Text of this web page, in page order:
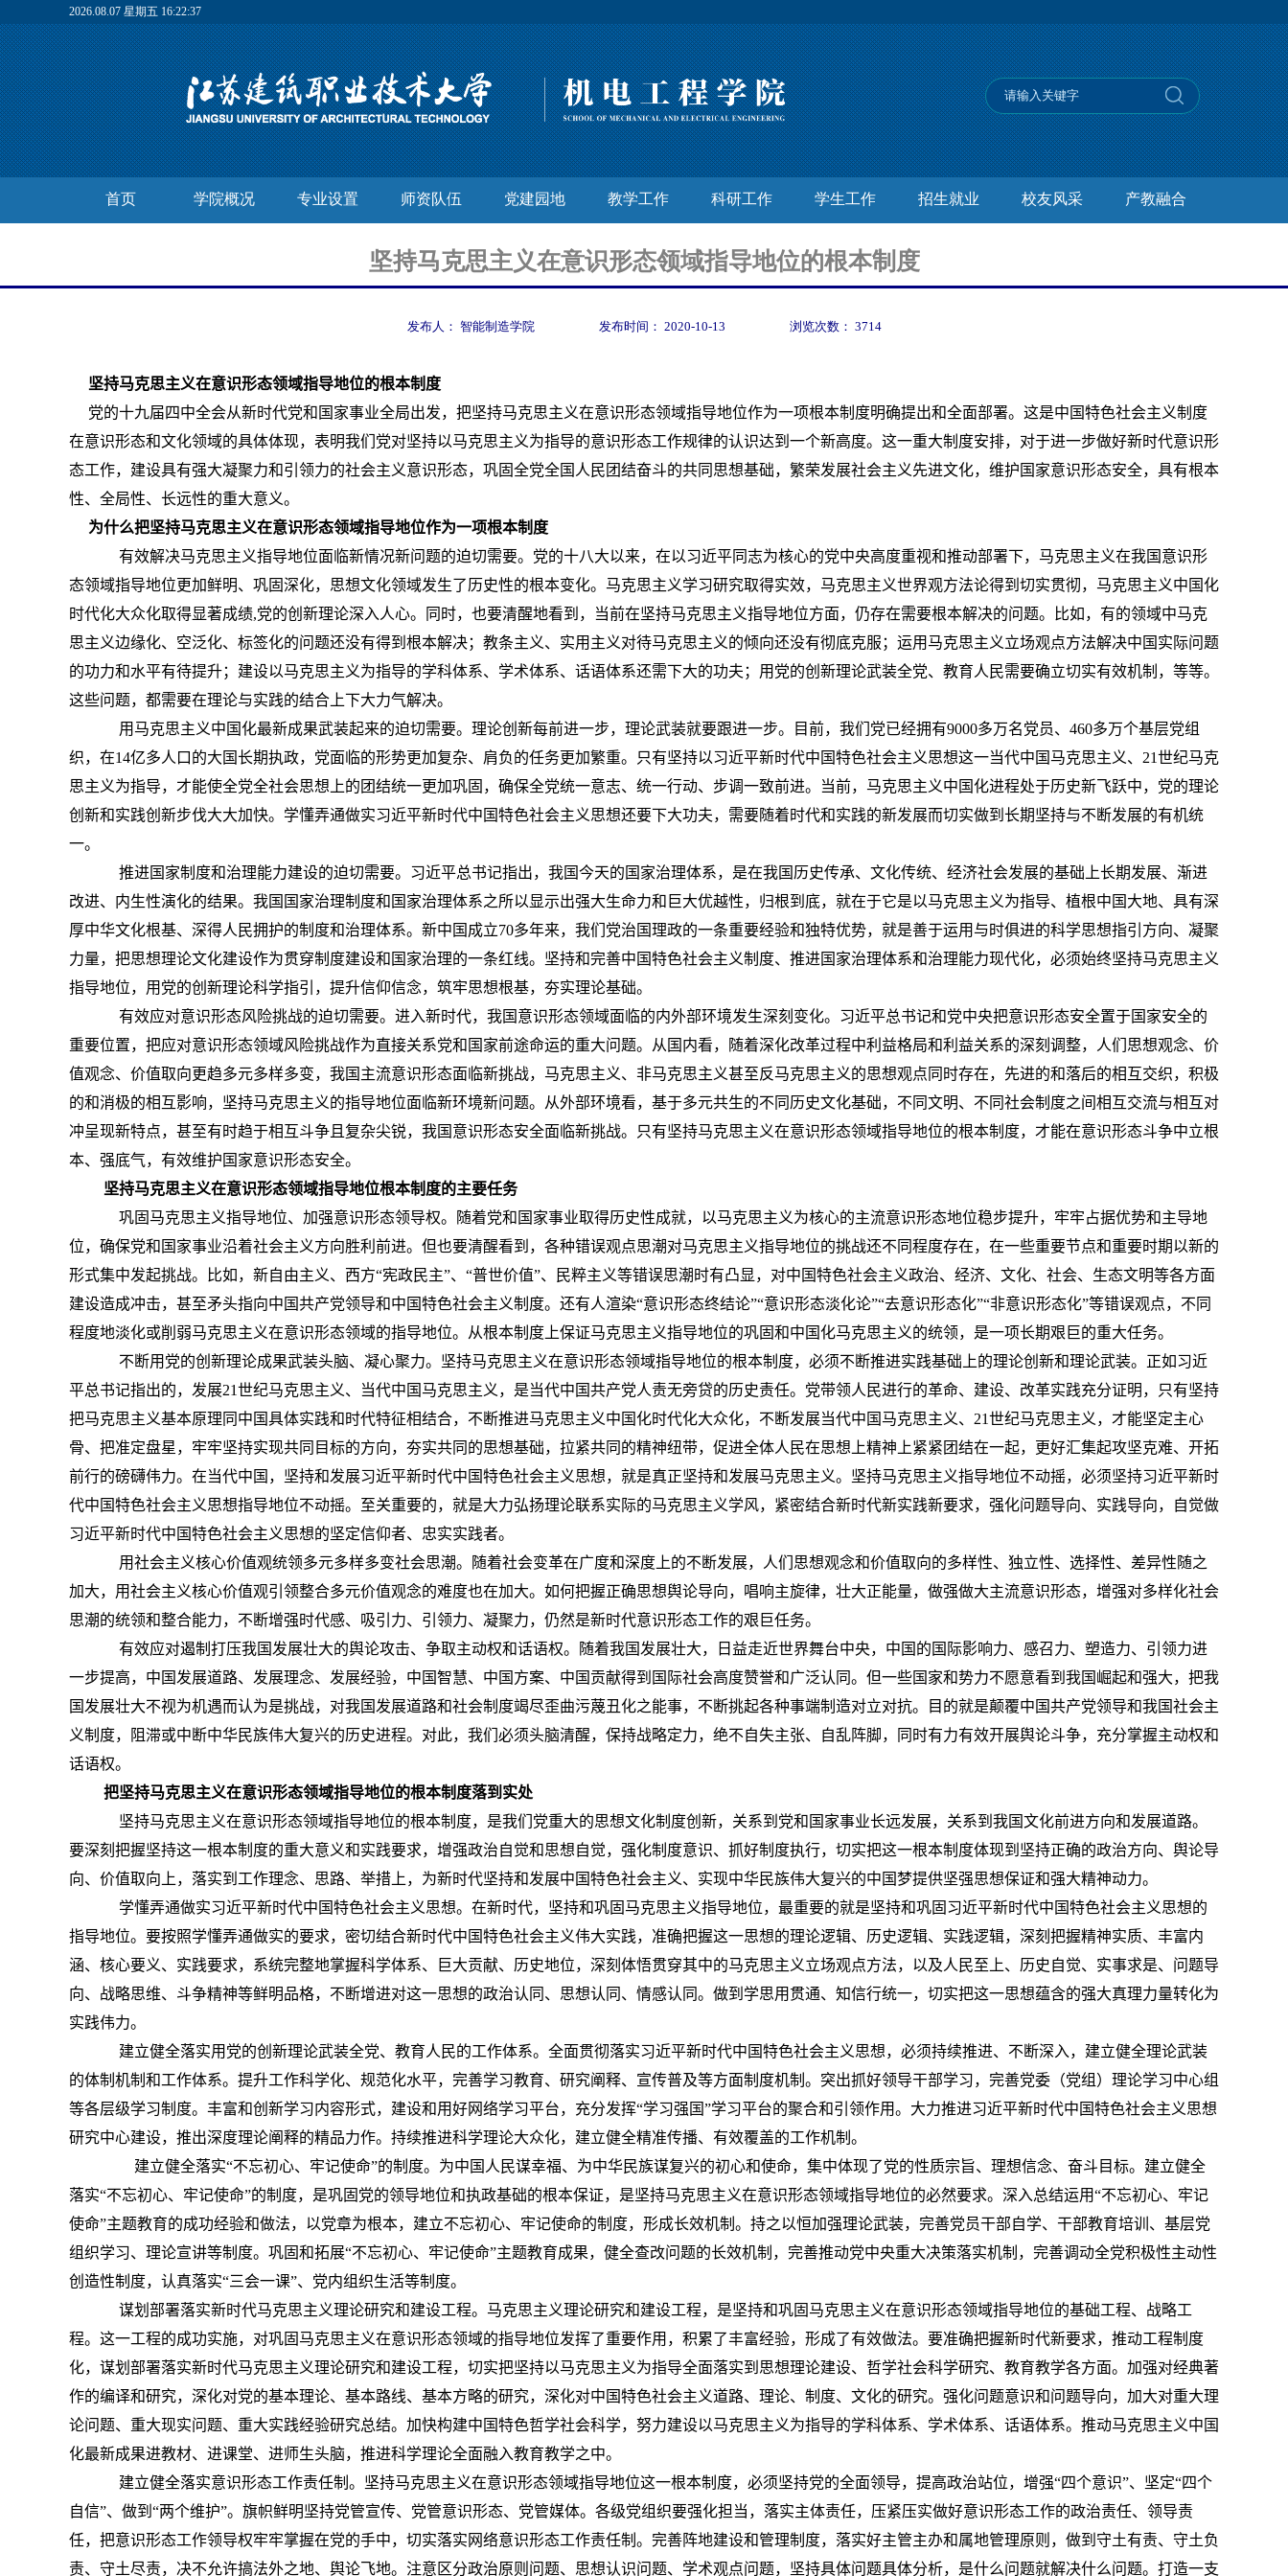
2026.08.07 星期五 16:22:38
首页 学院概况 专业设置 师资队伍 党建园地 教学工作 科研工作 学生工作 招生就业 校友风采 产教融合
坚持马克思主义在意识形态领域指导地位的根本制度
发布人： 智能制造学院 发布时间： 2020-10-13 浏览次数： 3714
坚持马克思主义在意识形态领域指导地位的根本制度
党的十九届四中全会从新时代党和国家事业全局出发，把坚持马克思主义在意识形态领域指导地位作为一项根本制度明确提出和全面部署。这是中国特色社会主义制度
在意识形态和文化领域的具体体现，表明我们党对坚持以马克思主义为指导的意识形态工作规律的认识达到一个新高度。这一重大制度安排，对于进一步做好新时代意识形
态工作，建设具有强大凝聚力和引领力的社会主义意识形态，巩固全党全国人民团结奋斗的共同思想基础，繁荣发展社会主义先进文化，维护国家意识形态安全，具有根本
性、全局性、长远性的重大意义。
为什么把坚持马克思主义在意识形态领域指导地位作为一项根本制度
有效解决马克思主义指导地位面临新情况新问题的迫切需要。党的十八大以来，在以习近平同志为核心的党中央高度重视和推动部署下，马克思主义在我国意识形
态领域指导地位更加鲜明、巩固深化，思想文化领域发生了历史性的根本变化。马克思主义学习研究取得实效，马克思主义世界观方法论得到切实贯彻，马克思主义中国化
时代化大众化取得显著成绩,党的创新理论深入人心。同时，也要清醒地看到，当前在坚持马克思主义指导地位方面，仍存在需要根本解决的问题。比如，有的领域中马克
思主义边缘化、空泛化、标签化的问题还没有得到根本解决；教条主义、实用主义对待马克思主义的倾向还没有彻底克服；运用马克思主义立场观点方法解决中国实际问题
的功力和水平有待提升；建设以马克思主义为指导的学科体系、学术体系、话语体系还需下大的功夫；用党的创新理论武装全党、教育人民需要确立切实有效机制，等等。
这些问题，都需要在理论与实践的结合上下大力气解决。
用马克思主义中国化最新成果武装起来的迫切需要。理论创新每前进一步，理论武装就要跟进一步。目前，我们党已经拥有9000多万名党员、 460多万个基层党组
织，在14亿多人口的大国长期执政，党面临的形势更加复杂、肩负的任务更加繁重。只有坚持以习近平新时代中国特色社会主义思想这一当代中国马克思主义、 21世纪马克
思主义为指导，才能使全党全社会思想上的团结统一更加巩固，确保全党统一意志、统一行动、步调一致前进。当前，马克思主义中国化进程处于历史新飞跃中，党的理论
创新和实践创新步伐大大加快。学懂弄通做实习近平新时代中国特色社会主义思想还要下大功夫，需要随着时代和实践的新发展而切实做到长期坚持与不断发展的有机统
一。
推进国家制度和治理能力建设的迫切需要。习近平总书记指出，我国今天的国家治理体系，是在我国历史传承、文化传统、经济社会发展的基础上长期发展、渐进
改进、内生性演化的结果。我国国家治理制度和国家治理体系之所以显示出强大生命力和巨大优越性，归根到底，就在于它是以马克思主义为指导、植根中国大地、具有深
厚中华文化根基、深得人民拥护的制度和治理体系。新中国成立70多年来，我们党治国理政的一条重要经验和独特优势，就是善于运用与时俱进的科学思想指引方向、凝聚
力量，把思想理论文化建设作为贯穿制度建设和国家治理的一条红线。坚持和完善中国特色社会主义制度、推进国家治理体系和治理能力现代化，必须始终坚持马克思主义
指导地位，用党的创新理论科学指引，提升信仰信念，筑牢思想根基，夯实理论基础。
有效应对意识形态风险挑战的迫切需要。进入新时代，我国意识形态领域面临的内外部环境发生深刻变化。习近平总书记和党中央把意识形态安全置于国家安全的
重要位置，把应对意识形态领域风险挑战作为直接关系党和国家前途命运的重大问题。从国内看，随着深化改革过程中利益格局和利益关系的深刻调整，人们思想观念、价
值观念、价值取向更趋多元多样多变，我国主流意识形态面临新挑战，马克思主义、非马克思主义甚至反马克思主义的思想观点同时存在，先进的和落后的相互交织，积极
的和消极的相互影响，坚持马克思主义的指导地位面临新环境新问题。从外部环境看，基于多元共生的不同历史文化基础，不同文明、不同社会制度之间相互交流与相互对
冲呈现新特点，甚至有时趋于相互斗争且复杂尖锐，我国意识形态安全面临新挑战。只有坚持马克思主义在意识形态领域指导地位的根本制度，才能在意识形态斗争中立根
本、强底气，有效维护国家意识形态安全。
坚持马克思主义在意识形态领域指导地位根本制度的主要任务
巩固马克思主义指导地位、加强意识形态领导权。随着党和国家事业取得历史性成就，以马克思主义为核心的主流意识形态地位稳步提升，牢牢占据优势和主导地
位，确保党和国家事业沿着社会主义方向胜利前进。但也要清醒看到，各种错误观点思潮对马克思主义指导地位的挑战还不同程度存在，在一些重要节点和重要时期以新的
形式集中发起挑战。比如，新自由主义、西方“宪政民主”、“普世价值”、民粹主义等错误思潮时有凸显，对中国特色社会主义政治、经济、文化、社会、生态文明等各方面
建设造成冲击，甚至矛头指向中国共产党领导和中国特色社会主义制度。还有人渲染“意识形态终结论”“意识形态淡化论”“去意识形态化”“非意识形态化”等错误观点，不同
程度地淡化或削弱马克思主义在意识形态领域的指导地位。从根本制度上保证马克思主义指导地位的巩固和中国化马克思主义的统领，是一项长期艰巨的重大任务。
不断用党的创新理论成果武装头脑、凝心聚力。坚持马克思主义在意识形态领域指导地位的根本制度，必须不断推进实践基础上的理论创新和理论武装。正如习近
平总书记指出的，发展21世纪马克思主义、当代中国马克思主义，是当代中国共产党人责无旁贷的历史责任。党带领人民进行的革命、建设、改革实践充分证明，只有坚持
把马克思主义基本原理同中国具体实践和时代特征相结合，不断推进马克思主义中国化时代化大众化，不断发展当代中国马克思主义、 21世纪马克思主义，才能坚定主心
骨、把准定盘星，牢牢坚持实现共同目标的方向，夯实共同的思想基础，拉紧共同的精神纽带，促进全体人民在思想上精神上紧紧团结在一起，更好汇集起攻坚克难、开拓
前行的磅礴伟力。在当代中国，坚持和发展习近平新时代中国特色社会主义思想，就是真正坚持和发展马克思主义。坚持马克思主义指导地位不动摇，必须坚持习近平新时
代中国特色社会主义思想指导地位不动摇。至关重要的，就是大力弘扬理论联系实际的马克思主义学风，紧密结合新时代新实践新要求，强化问题导向、实践导向，自觉做
习近平新时代中国特色社会主义思想的坚定信仰者、忠实实践者。
用社会主义核心价值观统领多元多样多变社会思潮。随着社会变革在广度和深度上的不断发展，人们思想观念和价值取向的多样性、独立性、选择性、差异性随之
加大，用社会主义核心价值观引领整合多元价值观念的难度也在加大。如何把握正确思想舆论导向，唱响主旋律，壮大正能量，做强做大主流意识形态，增强对多样化社会
思潮的统领和整合能力，不断增强时代感、吸引力、引领力、凝聚力，仍然是新时代意识形态工作的艰巨任务。
有效应对遏制打压我国发展壮大的舆论攻击、争取主动权和话语权。随着我国发展壮大，日益走近世界舞台中央，中国的国际影响力、感召力、塑造力、引领力进
一步提高，中国发展道路、发展理念、发展经验，中国智慧、中国方案、中国贡献得到国际社会高度赞誉和广泛认同。但一些国家和势力不愿意看到我国崛起和强大，把我
国发展壮大不视为机遇而认为是挑战，对我国发展道路和社会制度竭尽歪曲污蔑丑化之能事，不断挑起各种事端制造对立对抗。目的就是颠覆中国共产党领导和我国社会主
义制度，阻滞或中断中华民族伟大复兴的历史进程。对此，我们必须头脑清醒，保持战略定力，绝不自失主张、自乱阵脚，同时有力有效开展舆论斗争，充分掌握主动权和
话语权。
把坚持马克思主义在意识形态领域指导地位的根本制度落到实处
坚持马克思主义在意识形态领域指导地位的根本制度，是我们党重大的思想文化制度创新，关系到党和国家事业长远发展，关系到我国文化前进方向和发展道路。
要深刻把握坚持这一根本制度的重大意义和实践要求，增强政治自觉和思想自觉，强化制度意识、抓好制度执行，切实把这一根本制度体现到坚持正确的政治方向、舆论导
向、价值取向上，落实到工作理念、思路、举措上，为新时代坚持和发展中国特色社会主义、实现中华民族伟大复兴的中国梦提供坚强思想保证和强大精神动力。
学懂弄通做实习近平新时代中国特色社会主义思想。在新时代，坚持和巩固马克思主义指导地位，最重要的就是坚持和巩固习近平新时代中国特色社会主义思想的
指导地位。要按照学懂弄通做实的要求，密切结合新时代中国特色社会主义伟大实践，准确把握这一思想的理论逻辑、历史逻辑、实践逻辑，深刻把握精神实质、丰富内
涵、核心要义、实践要求，系统完整地掌握科学体系、巨大贡献、历史地位，深刻体悟贯穿其中的马克思主义立场观点方法，以及人民至上、历史自觉、实事求是、问题导
向、战略思维、斗争精神等鲜明品格，不断增进对这一思想的政治认同、思想认同、情感认同。做到学思用贯通、知信行统一，切实把这一思想蕴含的强大真理力量转化为
实践伟力。
建立健全落实用党的创新理论武装全党、教育人民的工作体系。全面贯彻落实习近平新时代中国特色社会主义思想，必须持续推进、不断深入，建立健全理论武装
的体制机制和工作体系。提升工作科学化、规范化水平，完善学习教育、研究阐释、宣传普及等方面制度机制。突出抓好领导干部学习，完善党委（党组）理论学习中心组
等各层级学习制度。丰富和创新学习内容形式，建设和用好网络学习平台，充分发挥“学习强国”学习平台的聚合和引领作用。大力推进习近平新时代中国特色社会主义思想
研究中心建设，推出深度理论阐释的精品力作。持续推进科学理论大众化，建立健全精准传播、有效覆盖的工作机制。
建立健全落实“不忘初心、牢记使命”的制度。为中国人民谋幸福、为中华民族谋复兴的初心和使命，集中体现了党的性质宗旨、理想信念、奋斗目标。建立健全
落实“不忘初心、牢记使命”的制度，是巩固党的领导地位和执政基础的根本保证，是坚持马克思主义在意识形态领域指导地位的必然要求。深入总结运用“不忘初心、牢记
使命”主题教育的成功经验和做法，以党章为根本，建立不忘初心、牢记使命的制度，形成长效机制。持之以恒加强理论武装，完善党员干部自学、干部教育培训、基层党
组织学习、理论宣讲等制度。巩固和拓展“不忘初心、牢记使命”主题教育成果，健全查改问题的长效机制，完善推动党中央重大决策落实机制，完善调动全党积极性主动性
创造性制度，认真落实“三会一课”、党内组织生活等制度。
谋划部署落实新时代马克思主义理论研究和建设工程。马克思主义理论研究和建设工程，是坚持和巩固马克思主义在意识形态领域指导地位的基础工程、战略工
程。这一工程的成功实施，对巩固马克思主义在意识形态领域的指导地位发挥了重要作用，积累了丰富经验，形成了有效做法。要准确把握新时代新要求，推动工程制度
化，谋划部署落实新时代马克思主义理论研究和建设工程，切实把坚持以马克思主义为指导全面落实到思想理论建设、哲学社会科学研究、教育教学各方面。加强对经典著
作的编译和研究，深化对党的基本理论、基本路线、基本方略的研究，深化对中国特色社会主义道路、理论、制度、文化的研究。强化问题意识和问题导向，加大对重大理
论问题、重大现实问题、重大实践经验研究总结。加快构建中国特色哲学社会科学，努力建设以马克思主义为指导的学科体系、学术体系、话语体系。推动马克思主义中国
化最新成果进教材、进课堂、进师生头脑，推进科学理论全面融入教育教学之中。
建立健全落实意识形态工作责任制。坚持马克思主义在意识形态领域指导地位这一根本制度，必须坚持党的全面领导，提高政治站位，增强“四个意识”、坚定“四个
自信”、做到“两个维护”。旗帜鲜明坚持党管宣传、党管意识形态、党管媒体。各级党组织要强化担当，落实主体责任，压紧压实做好意识形态工作的政治责任、领导责
任，把意识形态工作领导权牢牢掌握在党的手中，切实落实网络意识形态工作责任制。完善阵地建设和管理制度，落实好主管主办和属地管理原则，做到守土有责、守土负
责、守土尽责，决不允许搞法外之地、舆论飞地。注意区分政治原则问题、思想认识问题、学术观点问题，坚持具体问题具体分析，是什么问题就解决什么问题。打造一支